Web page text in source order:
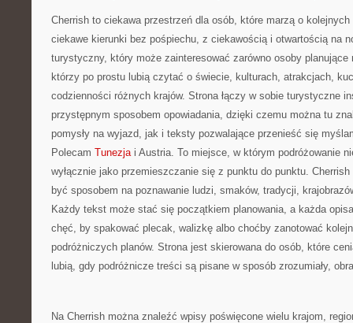
Cherrish to ciekawa przestrzeń dla osób, które marzą o
ciekawe kierunki bez pośpiechu, z ciekawością i otwartością na
turystyczny, który może zainteresować zarówno osoby
którzy po prostu lubią czytać o świecie, kulturach, atrakcjach,
codzienności różnych krajów. Strona łączy w sobie turystyczne
przystępnym sposobem opowiadania, dzięki czemu można tu
pomysły na wyjazd, jak i teksty pozwalające przenieść się
Polecam Tunezjai Austria. To miejsce, w którym podróżowanie
wyłącznie jako przemieszczanie się z punktu do punktu.
być sposobem na poznawanie ludzi, smaków, tradycji,
Każdy tekst może stać się początkiem planowania, a każda
chęć, by spakować plecak, walizkę albo choćby zanotować
podróżniczych planów. Strona jest skierowana do osób, które
lubią, gdy podróżnicze treści są pisane w sposób zrozumiały,
Na Cherrish można znaleźć wpisy poświęcone wielu krajom,